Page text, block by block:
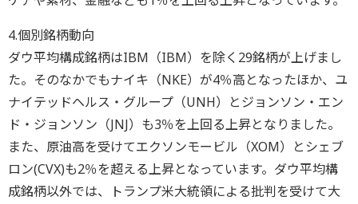
4.個別銘柄動向
ダウ平均構成銘柄はIBM（IBM）を除く29銘柄が上げまし
た。そのなかでもナイキ（NKE）が4％高となったほか、ユ
ナイテッドヘルス・グループ（UNH）とジョンソン・エン
ド・ジョンソン（JNJ）も3％を上回る上昇となりました。
また、原油高を受けてエクソンモービル（XOM）とシェブ
ロン(CVX)も2％を超える上昇となっています。ダウ平均構
成銘柄以外では、トランプ米大統領による批判を受けて大